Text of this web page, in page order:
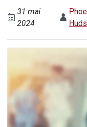
31 mai
2024